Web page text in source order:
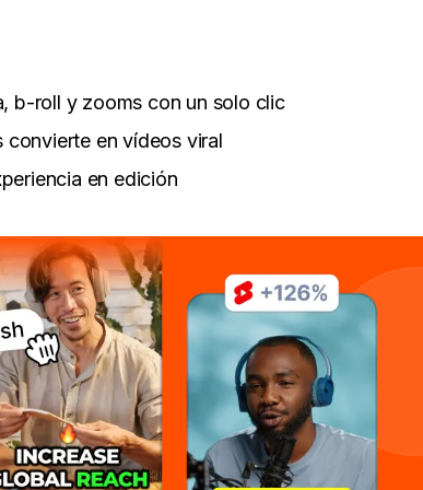
b-roll y zooms con un solo clic
convierte en vídeos viral
en edición